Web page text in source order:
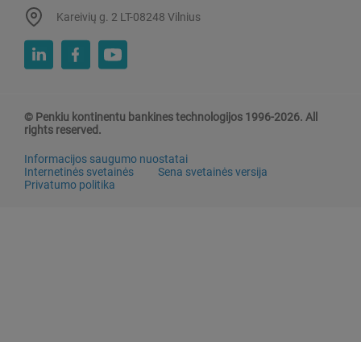
Kareivių g. 2 LT-08248 Vilnius
© Penkiu kontinentu bankines technologijos 1996-2026. All
rights reserved.
Informacijos saugumo nuostatai
Internetinės svetainės
Sena svetainės versija
Privatumo politika